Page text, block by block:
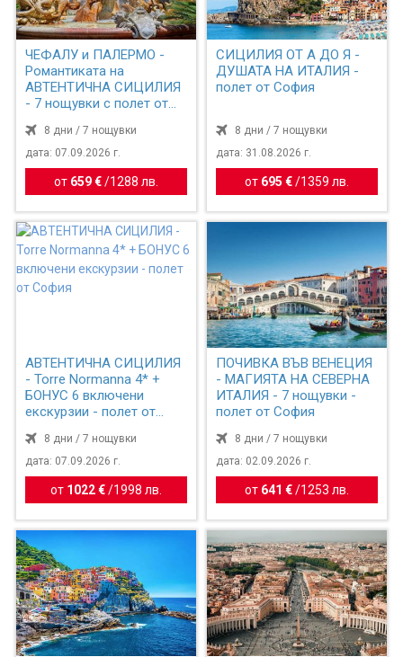
ЧЕФАЛУ и ПАЛЕРМО -
Романтиката на
АВТЕНТИЧНА СИЦИЛИЯ
- 7 нощувки с полет от
8 дни / 7 нощувки
дата: 07.09.2026 г.
от 659 € / 1288 лв.
СИЦИЛИЯ ОТ А ДО Я -
ДУШАТА НА ИТАЛИЯ -
полет от София
8 дни / 7 нощувки
дата: 31.08.2026 г.
от 695 €/ 1359 лв.
АВТЕНТИЧНА СИЦИЛИЯ
- Torre Normanna 4* +
БОНУС 6 включени
екскурзии - полет от
8 дни / 7 нощувки
дата: 07.09.2026 г.
от 1022 € / 1998 лв.
ПОЧИВКА ВЪВ ВЕНЕЦИЯ
- МАГИЯТА НА СЕВЕРНА
ИТАЛИЯ - 7 нощувки -
полет от София
8 дни / 7 нощувки
дата: 02.09.2026 г.
от 641 €/ 1253 лв.